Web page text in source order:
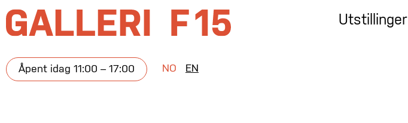
Utstillinger
Åpent idag 11:00 – 17:00 NO EN